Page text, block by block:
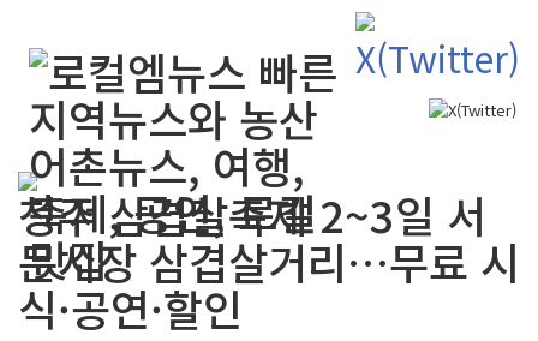
청주 삼겹살축제 2~3일 서
문시장 삼겹살거리…무료 시
식·공연·할인